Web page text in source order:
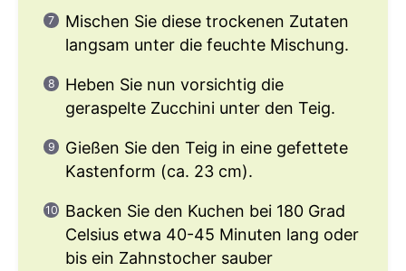
Mischen Sie diese trockenen Zutaten
langsam unter die feuchte Mischung.
Heben Sie nun vorsichtig die
geraspelte Zucchini unter den Teig.
Gießen Sie den Teig in eine gefettete
Kastenform (ca. 23 cm).
Backen Sie den Kuchen bei 180 Grad
Celsius etwa 40-45 Minuten lang oder
bis ein Zahnstocher sauber